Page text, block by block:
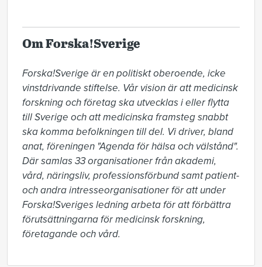
Om Forska!Sverige
Forska!Sverige är en politiskt oberoende, icke
vinstdrivande stiftelse. Vår vision är att medicinsk
forskning och företag ska utvecklas i eller flytta
till Sverige och att medicinska framsteg snabbt
ska komma befolkningen till del. Vi driver, bland
anat, föreningen "Agenda för hälsa och välstånd".
Där samlas 33 organisationer från akademi,
vård, näringsliv, professionsförbund samt patient-
och andra intresseorganisationer för att under
Forska!Sveriges ledning arbeta för att förbättra
förutsättningarna för medicinsk forskning,
företagande och vård.